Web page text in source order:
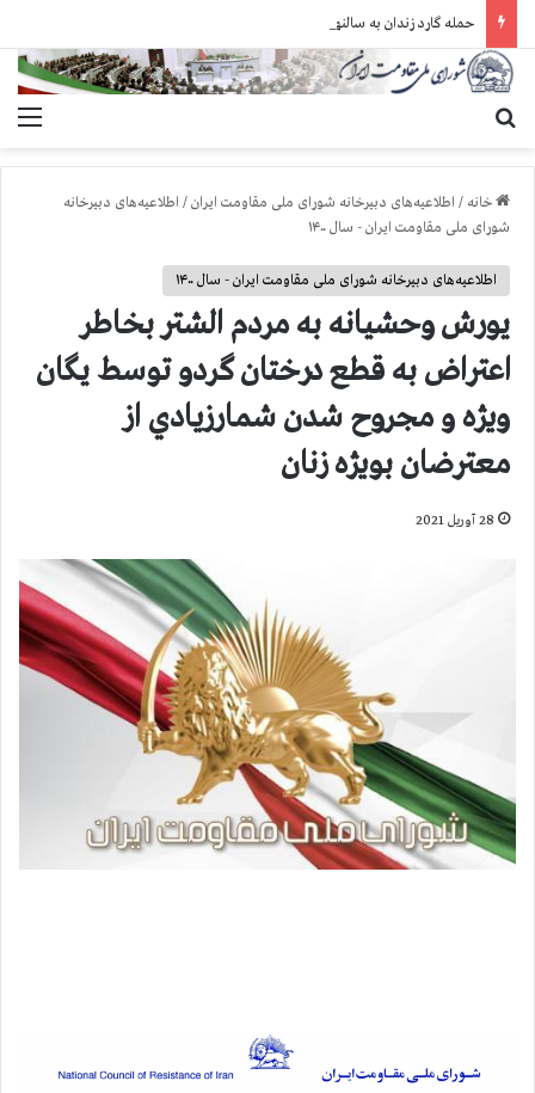
خانه / اطلاعیه‌های دبیرخانه شورای ملی مقاومت ایران/ اطلاعیه‌های دبیرخانه
شورای ملی مقاومت ایران - سال ۱۴۰۰
اطلاعیه‌های دبیرخانه شورای ملی مقاومت ایران - سال ۱۴۰۰
يورش وحشيانه به مردم الشتر بخاطر
اعتراض به قطع درختان گردو توسط يگان
ويژه و مجروح شدن شمارزيادي از
معترضان بويژه زنان
28 آوریل 2021